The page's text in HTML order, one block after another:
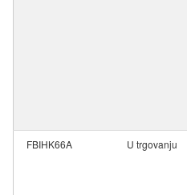
FBIHK66A U trgovanju